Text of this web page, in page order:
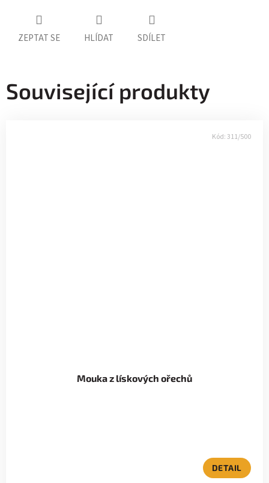
ZEPTAT SE HLÍDAT SDÍLET
Související produkty
Mouka z lískových ořechů
DETAIL
Kód:311/500